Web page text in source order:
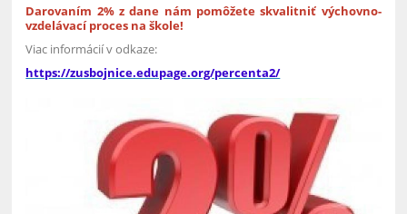
Darovaním 2% z dane nám pomôžete skvalitniť výchovno-
vzdelávací proces na škole!
Viac informácií v odkaze:
https://zusbojnice.edupage.org/percenta2/